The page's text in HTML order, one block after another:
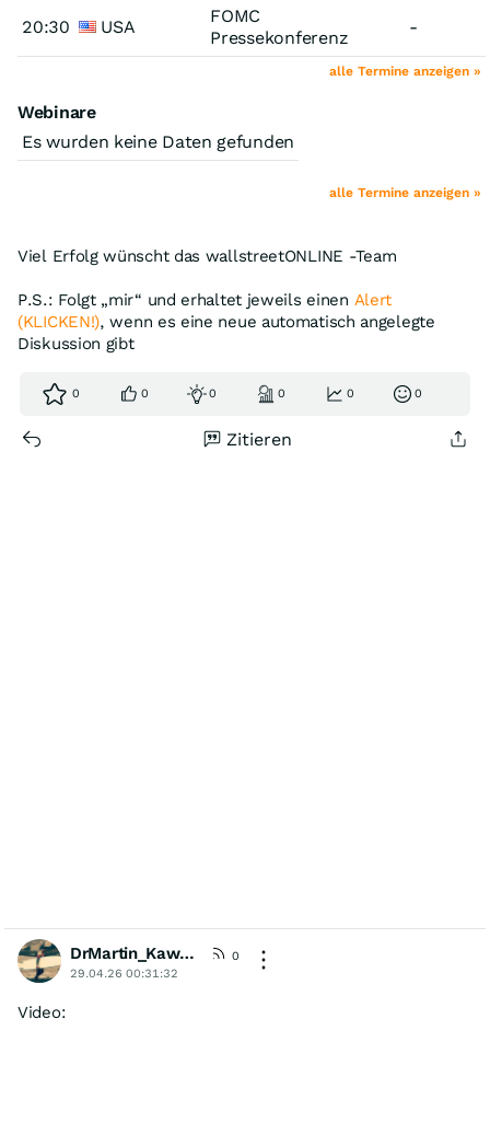
20:30 USA
FOMC
Pressekonferenz
-
alle Termine anzeigen »
Webinare
Es wurden keine Daten gefunden
alle Termine anzeigen »
Viel Erfolg wünscht das wallstreetONLINE -Team
P.S.: Folgt „mir“ und erhaltet jeweils einen Alert
(KLICKEN!), wenn es eine neue automatisch angelegte
Diskussion gibt
0 0 0 0 0 0
Zitieren
DrMartin_Kawumm [KommA]
0
29.04.26 00:31:32
Video: